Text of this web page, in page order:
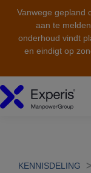
Vanwege gepland
aan te
onderhoud vindt
en eindigt op
KENNISDELING